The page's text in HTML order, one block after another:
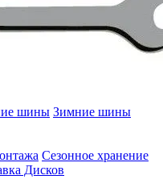
шины Зимние шины
Сезонное хранение
Дисков